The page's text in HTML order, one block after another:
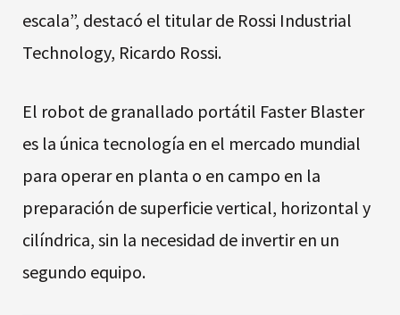
escala”, destacó el titular de Rossi Industrial
Technology, Ricardo Rossi.
El robot de granallado portátil Faster Blaster
es la única tecnología en el mercado mundial
para operar en planta o en campo en la
preparación de superficie vertical, horizontal y
cilíndrica, sin la necesidad de invertir en un
segundo equipo.